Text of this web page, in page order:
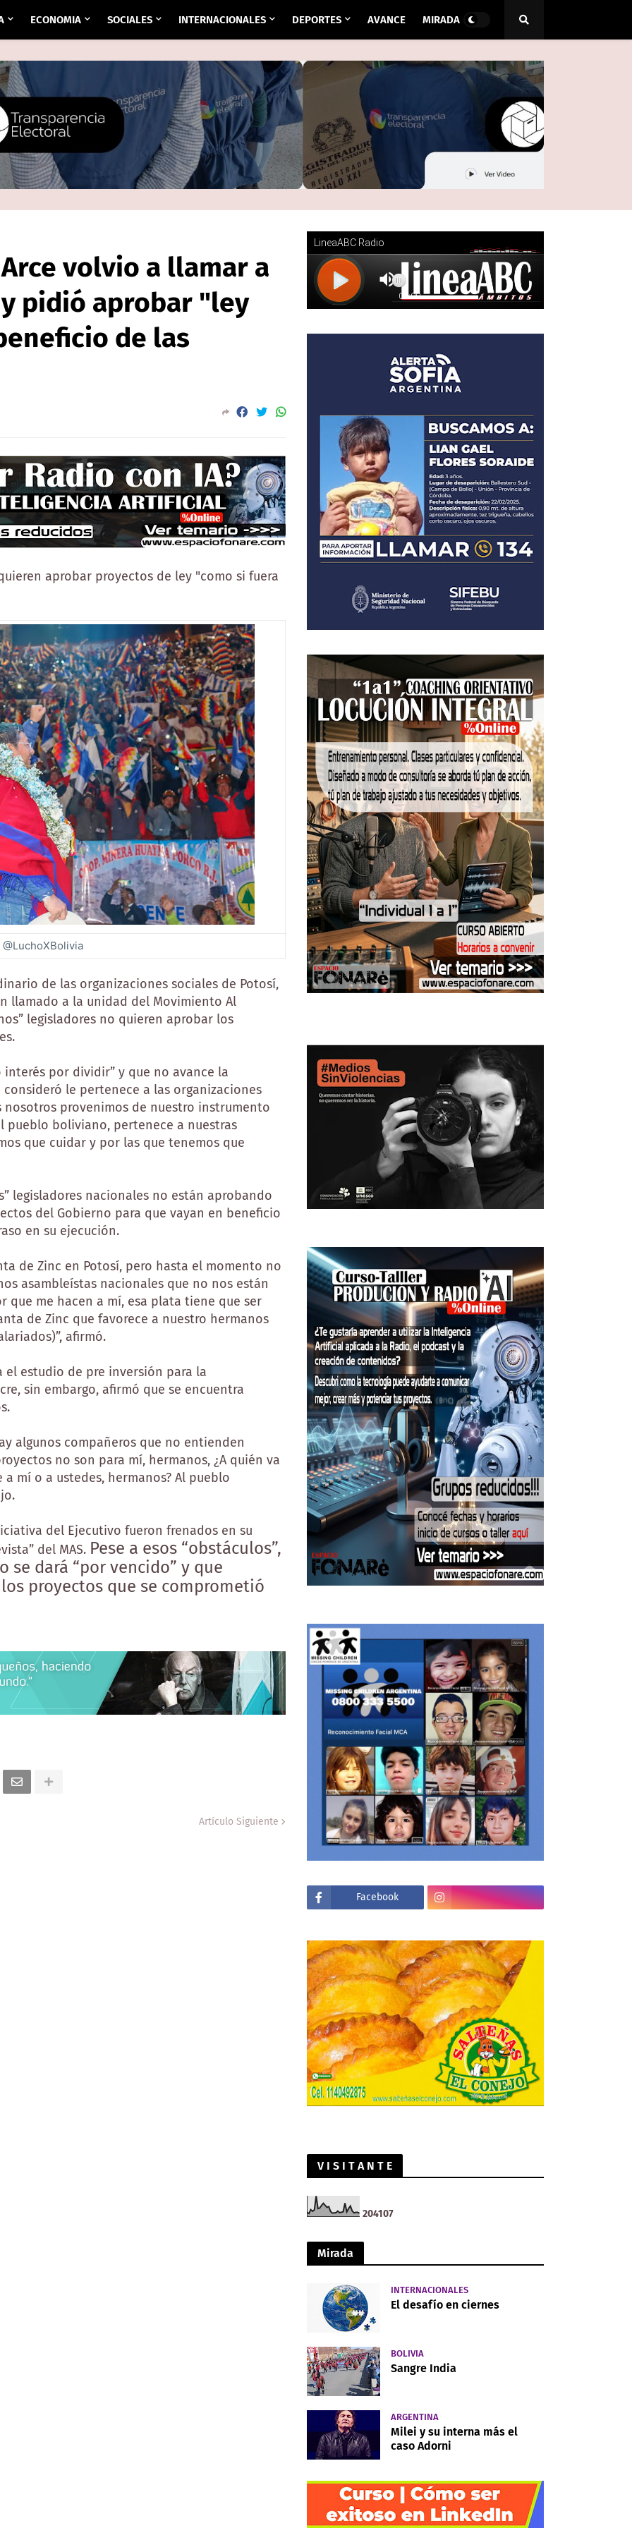
ECONOMIA SOCIALES INTERNACIONALES DEPORTES AVANCE MIRADA
volvio a llamar a
pidió aprobar "ley
de las
aprobar proyectos de ley "como si fuera
@LuchoXBolivia
de las organizaciones sociales de Potosí,
llamado a la unidad del Movimiento Al
legisladores no quieren aprobar los
por dividir” y que no avance la
le pertenece a las organizaciones
nosotros provenimos de nuestro instrumento
pueblo boliviano, pertenece a nuestras
que cuidar y por las que tenemos que
legisladores nacionales no están aprobando
del Gobierno para que vayan en beneficio
en su ejecución.
de Zinc en Potosí, pero hasta el momento no
asambleístas nacionales que no nos están
que me hacen a mí, esa plata tiene que ser
de Zinc que favorece a nuestro hermanos
afirmó.
estudio de pre inversión para la
sin embargo, afirmó que se encuentra
algunos compañeros que no entienden
no son para mí, hermanos, ¿A quién va
mí o a ustedes, hermanos? Al pueblo
del Ejecutivo fueron frenados en su
del MAS. Pese a esos “obstáculos”,
se dará “por vencido” y que
proyectos que se comprometió
Artículo Siguiente
Facebook
V I S I T A N T E
204107
Mirada
INTERNACIONALES
El desafío en ciernes
BOLIVIA
Sangre India
ARGENTINA
Milei y su interna más el
caso Adorni